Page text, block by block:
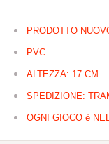
PRODOTTO
PVC
ALTEZZA: 17 CM
SPEDIZIONE:
OGNI GIOCO è